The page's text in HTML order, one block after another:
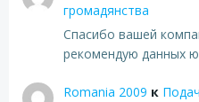
громадянства
Спасибо вашей
рекомендую данных
Romania 2009 к